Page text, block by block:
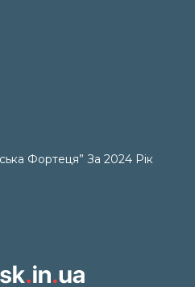
Фортеця” За 2024 Рік